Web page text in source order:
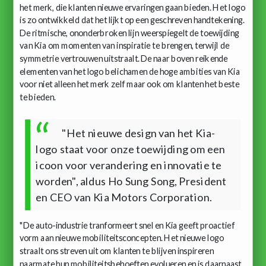
het merk, die klanten nieuwe ervaringen gaan bieden. Het logo
is zo ontwikkeld dat het lijkt op een geschreven handtekening.
De ritmische, ononderbroken lijn weerspiegelt de toewijding
van Kia om momenten van inspiratie te brengen, terwijl de
symmetrie vertrouwen uitstraalt. De naar boven reikende
elementen van het logo belichamen de hoge ambities van Kia
voor niet alleen het merk zelf maar ook om klanten het beste
te bieden.
"Het nieuwe design van het Kia-
logo staat voor onze toewijding om een
icoon voor verandering en innovatie te
worden", aldus Ho Sung Song, President
en CEO van Kia Motors Corporation.
"De auto-industrie tranformeert snel en Kia geeft proactief
vorm aan nieuwe mobiliteitsconcepten. Het nieuwe logo
straalt ons streven uit om klanten te blijven inspireren
naarmate hun mobiliteitsbehoeften evolueren en is daarnaast